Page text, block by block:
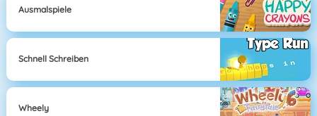
Ausmalspiele
Schnell Schreiben
Wheely